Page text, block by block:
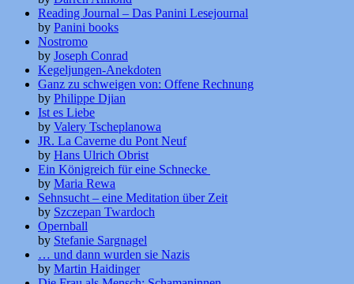
Reading Journal – Das Panini Lesejournal
by Panini books
Nostromo
by Joseph Conrad
Kegeljungen-Anekdoten
Ganz zu schweigen von: Offene Rechnung
by Philippe Djian
Ist es Liebe
by Valery Tscheplanowa
JR. La Caverne du Pont Neuf
by Hans Ulrich Obrist
Ein Königreich für eine Schnecke
by Maria Rewa
Sehnsucht – eine Meditation über Zeit
by Szczepan Twardoch
Opernball
by Stefanie Sargnagel
… und dann wurden sie Nazis
by Martin Haidinger